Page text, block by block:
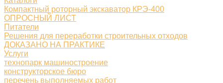
Компактный роторный экскаватор КРЭ-400
ОПРОСНЫЙ ЛИСТ
Питатели
Решения для переработки строительных отходов
ДОКАЗАНО НА ПРАКТИКЕ
Услуги
технопарк машиностроение
конструкторское бюро
перечень выполняемых работ